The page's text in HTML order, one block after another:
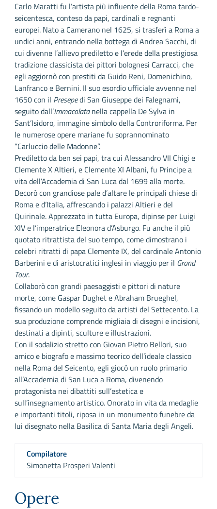
Carlo Maratti fu l’artista più influente della Roma tardo-
seicentesca, conteso da papi, cardinali e regnanti
europei. Nato a Camerano nel 1625, si trasferì a Roma a
undici anni, entrando nella bottega di Andrea Sacchi, di
cui divenne l’allievo prediletto e l’erede della prestigiosa
tradizione classicista dei pittori bolognesi Carracci, che
egli aggiornò con prestiti da Guido Reni, Domenichino,
Lanfranco e Bernini. Il suo esordio ufficiale avvenne nel
1650 con il Presepedi San Giuseppe dei Falegnami,
seguito dall’Immacolatanella cappella De Sylva in
Sant’Isidoro, immagine simbolo della Controriforma. Per
le numerose opere mariane fu soprannominato
“Carluccio delle Madonne”.
Prediletto da ben sei papi, tra cui Alessandro VII Chigi e
Clemente X Altieri, e Clemente XI Albani, fu Principe a
vita dell’Accademia di San Luca dal 1699 alla morte.
Decorò con grandiose pale d’altare le principali chiese di
Roma e d’Italia, affrescando i palazzi Altieri e del
Quirinale. Apprezzato in tutta Europa, dipinse per Luigi
XIV e l’imperatrice Eleonora d’Asburgo. Fu anche il più
quotato ritrattista del suo tempo, come dimostrano i
celebri ritratti di papa Clemente IX, del cardinale Antonio
Barberini e di aristocratici inglesi in viaggio per il Grand
Tour.
Collaborò con grandi paesaggisti e pittori di nature
morte, come Gaspar Dughet e Abraham Brueghel,
fissando un modello seguito da artisti del Settecento. La
sua produzione comprende migliaia di disegni e incisioni,
destinati a dipinti, sculture e illustrazioni.
Con il sodalizio stretto con Giovan Pietro Bellori, suo
amico e biografo e massimo teorico dell’ideale classico
nella Roma del Seicento, egli giocò un ruolo primario
all’Accademia di San Luca a Roma, divenendo
protagonista nei dibattiti sull’estetica e
sull’insegnamento artistico. Onorato in vita da medaglie
e importanti titoli, riposa in un monumento funebre da
lui disegnato nella Basilica di Santa Maria degli Angeli.
Compilatore
Simonetta Prosperi Valenti
Opere